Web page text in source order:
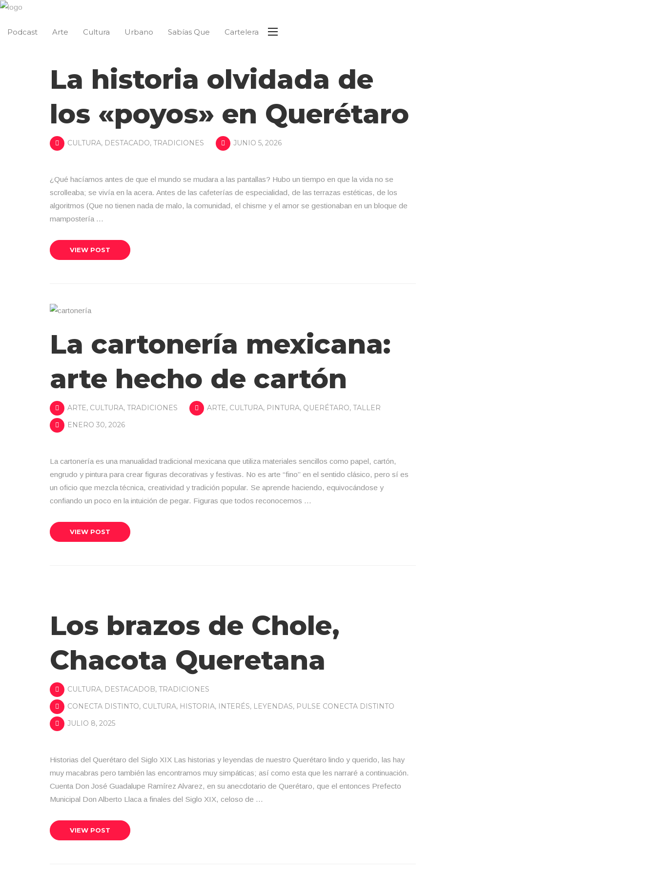
Podcast Arte Cultura Urbano Sabías Que Cartelera
La historia olvidada de
los «poyos» en Querétaro
CULTURA, DESTACADO, TRADICIONES JUNIO 5, 2026
¿Qué hacíamos antes de que el mundo se mudara a las pantallas? Hubo un tiempo en que la vida no se
scrolleaba; se vivía en la acera. Antes de las cafeterías de especialidad, de las terrazas estéticas, de los
algoritmos (Que no tienen nada de malo, la comunidad, el chisme y el amor se gestionaban en un bloque de
mampostería …
VIEW POST
La cartonería mexicana:
arte hecho de cartón
ARTE, CULTURA, TRADICIONES ARTE, CULTURA, PINTURA, QUERÉTARO, TALLER
ENERO 30, 2026
La cartonería es una manualidad tradicional mexicana que utiliza materiales sencillos como papel, cartón,
engrudo y pintura para crear figuras decorativas y festivas. No es arte “fino” en el sentido clásico, pero sí es
un oficio que mezcla técnica, creatividad y tradición popular. Se aprende haciendo, equivocándose y
confiando un poco en la intuición de pegar. Figuras que todos reconocemos …
VIEW POST
Los brazos de Chole,
Chacota Queretana
CULTURA, DESTACADOB, TRADICIONES
CONECTA DISTINTO, CULTURA, HISTORIA, INTERÉS, LEYENDAS, PULSE CONECTA DISTINTO
JULIO 8, 2025
Historias del Querétaro del Siglo XIX Las historias y leyendas de nuestro Querétaro lindo y querido, las hay
muy macabras pero también las encontramos muy simpáticas; así como esta que les narraré a continuación.
Cuenta Don José Guadalupe Ramírez Alvarez, en su anecdotario de Querétaro, que el entonces Prefecto
Municipal Don Alberto Llaca a finales del Siglo XIX, celoso de …
VIEW POST